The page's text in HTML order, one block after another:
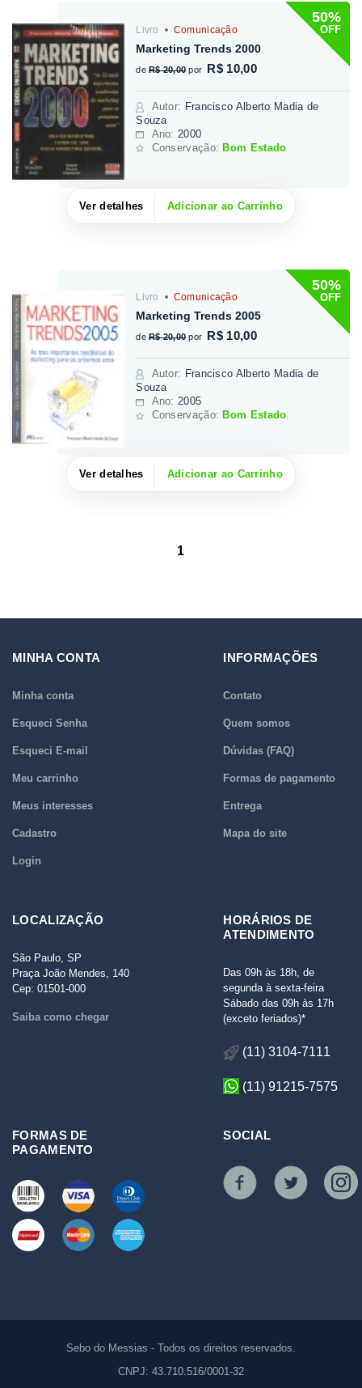
50%
OFF
Livro Comunicação
Marketing Trends 2000
de R$ 20,00 por R$ 10,00
Autor: Francisco Alberto Madia de
Souza
Ano: 2000
Conservação: Bom Estado
Ver detalhes Adicionar ao Carrinho
50%
OFF
Livro Comunicação
Marketing Trends 2005
de R$ 20,00 por R$ 10,00
Autor: Francisco Alberto Madia de
Souza
Ano: 2005
Conservação: Bom Estado
Ver detalhes Adicionar ao Carrinho
1
MINHA CONTA
Minha conta
Esqueci Senha
Esqueci E-mail
Meu carrinho
Meus interesses
Cadastro
Login
INFORMAÇÕES
Contato
Quem somos
Dúvidas (FAQ)
Formas de pagamento
Entrega
Mapa do site
LOCALIZAÇÃO
São Paulo, SP
Praça João Mendes, 140
Cep: 01501-000
Saiba como chegar
HORÁRIOS DE
ATENDIMENTO
Das 09h às 18h, de
segunda à sexta-feira
Sábado das 09h às 17h
(exceto feriados)*
(11) 3104-7111
(11) 91215-7575
FORMAS DE
PAGAMENTO
SOCIAL
Sebo do Messias - Todos os direitos reservados.
CNPJ: 43.710.516/0001-32